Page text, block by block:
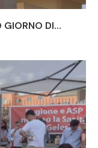
GIORNO DI...